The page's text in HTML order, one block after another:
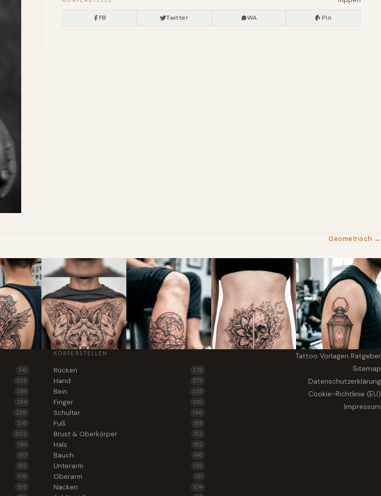
FB Twitter WA Pin
Geometrisch →
341
338
284
254
226
216
202
194
187
183
176
159
KÖRPERSTELLEN
Rücken 278
Hand 273
Bein 225
Finger 210
Schulter 196
Fuß 158
Brust & Oberkörper 153
Hals 152
Bauch 146
Unterarm 135
Oberarm 121
Nacken 104
Tattoo Vorlagen Ratgeber
Sitemap
Datenschutzerklärung
Cookie-Richtlinie (EU)
Impressum